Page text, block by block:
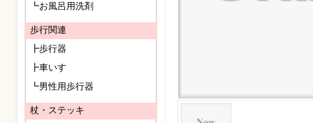
┗お風呂用洗剤
歩行関連
┣歩行器
┣車いす
┗男性用歩行器
杖・ステッキ